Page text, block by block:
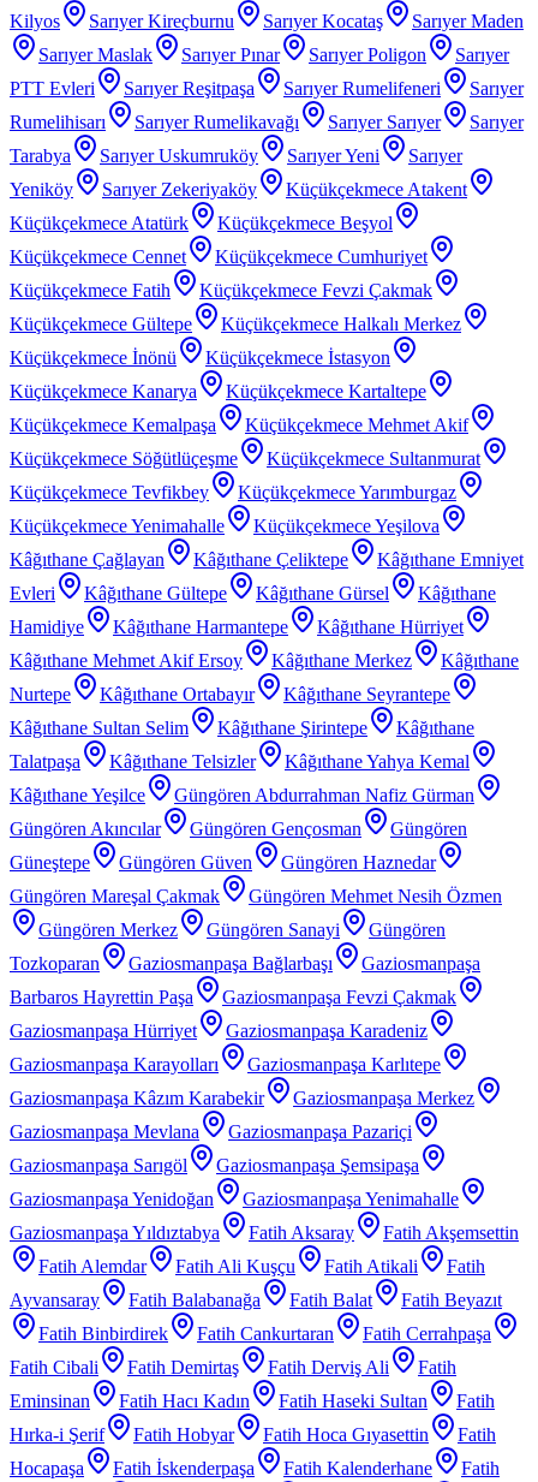
Kilyos
Sarıyer Kireçburnu Sarıyer Kocataş
Sarıyer Maden
Sarıyer Maslak
Sarıyer Pınar Sarıyer Poligon
Sarıyer
PTT Evleri
Sarıyer Reşitpaşa Sarıyer Rumelifeneri
Sarıyer
Rumelihisarı
Sarıyer Rumelikavağı Sarıyer Sarıyer
Sarıyer
Tarabya
Sarıyer Uskumruköy Sarıyer Yeni
Sarıyer
Yeniköy
Sarıyer Zekeriyaköy
Küçükçekmece Atakent
Küçükçekmece Atatürk
Küçükçekmece Beşyol
Küçükçekmece Cennet
Küçükçekmece Cumhuriyet
Küçükçekmece Fatih
Küçükçekmece Fevzi Çakmak
Küçükçekmece Gültepe
Küçükçekmece Halkalı Merkez
Küçükçekmece İnönü
Küçükçekmece İstasyon
Küçükçekmece Kanarya
Küçükçekmece Kartaltepe
Küçükçekmece Kemalpaşa
Küçükçekmece Mehmet Akif
Küçükçekmece Söğütlüçeşme
Küçükçekmece Sultanmurat
Küçükçekmece Tevfikbey
Küçükçekmece Yarımburgaz
Küçükçekmece Yenimahalle
Küçükçekmece Yeşilova
Kâğıthane Çağlayan
Kâğıthane Çeliktepe
Kâğıthane Emniyet
Evleri
Kâğıthane Gültepe Kâğıthane Gürsel
Kâğıthane
Hamidiye
Kâğıthane Harmantepe
Kâğıthane Hürriyet
Kâğıthane Mehmet Akif Ersoy
Kâğıthane Merkez
Kâğıthane
Nurtepe
Kâğıthane Ortabayır
Kâğıthane Seyrantepe
Kâğıthane Sultan Selim
Kâğıthane Şirintepe
Kâğıthane
Talatpaşa
Kâğıthane Telsizler
Kâğıthane Yahya Kemal
Kâğıthane Yeşilce
Güngören Abdurrahman Nafiz Gürman
Güngören Akıncılar
Güngören Gençosman
Güngören
Güneştepe
Güngören Güven
Güngören Haznedar
Güngören Mareşal Çakmak
Güngören Mehmet Nesih Özmen
Güngören Merkez
Güngören Sanayi
Güngören
Tozkoparan
Gaziosmanpaşa Bağlarbaşı
Gaziosmanpaşa
Barbaros Hayrettin Paşa
Gaziosmanpaşa Fevzi Çakmak
Gaziosmanpaşa Hürriyet
Gaziosmanpaşa Karadeniz
Gaziosmanpaşa Karayolları
Gaziosmanpaşa Karlıtepe
Gaziosmanpaşa Kâzım Karabekir
Gaziosmanpaşa Merkez
Gaziosmanpaşa Mevlana
Gaziosmanpaşa Pazariçi
Gaziosmanpaşa Sarıgöl
Gaziosmanpaşa Şemsipaşa
Gaziosmanpaşa Yenidoğan
Gaziosmanpaşa Yenimahalle
Gaziosmanpaşa Yıldıztabya
Fatih Aksaray
Fatih Akşemsettin
Fatih Alemdar
Fatih Ali Kuşçu Fatih Atikali
Fatih
Ayvansaray
Fatih Balabanağa Fatih Balat
Fatih Beyazıt
Fatih Binbirdirek
Fatih Cankurtaran
Fatih Cerrahpaşa
Fatih Cibali
Fatih Demirtaş Fatih Derviş Ali
Fatih
Eminsinan
Fatih Hacı Kadın Fatih Haseki Sultan
Fatih
Hırka-i Şerif
Fatih Hobyar Fatih Hoca Gıyasettin
Fatih
Hocapaşa
Fatih İskenderpaşa Fatih Kalenderhane Fatih